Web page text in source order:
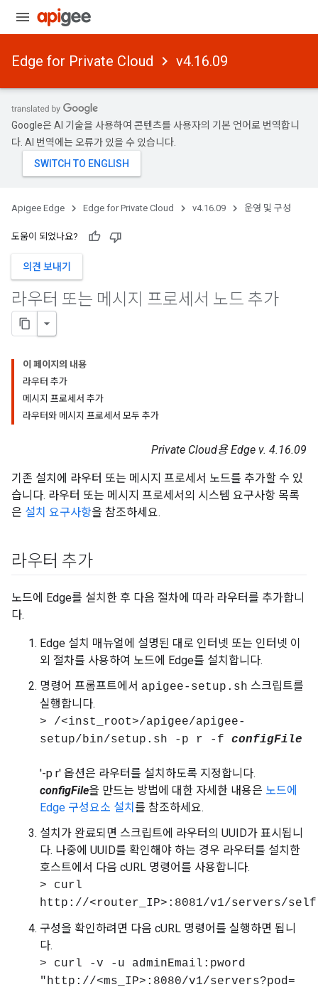
Edge for Private Cloud v4.16.09
Google은 AI 기술을 사용하여 콘텐츠를 사용자의 기본 언어로 번역합니
다. AI 번역에는 오류가 있을 수 있습니다.
Apigee Edge Edge for Private Cloud v4.16.09 운영 및 구성
도움이 되었나요?
의견 보내기
라우터 또는 메시지 프로세서 노드 추가
이 페이지의 내용
라우터 추가
메시지 프로세서 추가
라우터와 메시지 프로세서 모두 추가
Private Cloud용 Edge v. 4.16.09
기존 설치에 라우터 또는 메시지 프로세서 노드를 추가할 수 있
습니다. 라우터 또는 메시지 프로세서의 시스템 요구사항 목록
은 설치 요구사항을 참조하세요.
라우터 추가
노드에 Edge를 설치한 후 다음 절차에 따라 라우터를 추가합니
다.
Edge 설치 매뉴얼에 설명된 대로 인터넷 또는 인터넷 이
외 절차를 사용하여 노드에 Edge를 설치합니다.
명령어 프롬프트에서 apigee-setup.sh 스크립트를
실행합니다.
> /<inst_root>/apigee/apigee-
setup/bin/setup.sh -p r -f configFile
'-p r' 옵션은 라우터를 설치하도록 지정합니다.
configFile을 만드는 방법에 대한 자세한 내용은 노드에
Edge 구성요소 설치 를 참조하세요.
설치가 완료되면 스크립트에 라우터의 UUID가 표시됩니
다. 나중에 UUID를 확인해야 하는 경우 라우터를 설치한
호스트에서 다음 cURL 명령어를 사용합니다.
> curl
http://<router_IP>:8081/v1/servers/self
구성을 확인하려면 다음 cURL 명령어를 실행하면 됩니
다.
> curl -v -u adminEmail:pword
"http://<ms_IP>:8080/v1/servers?pod=